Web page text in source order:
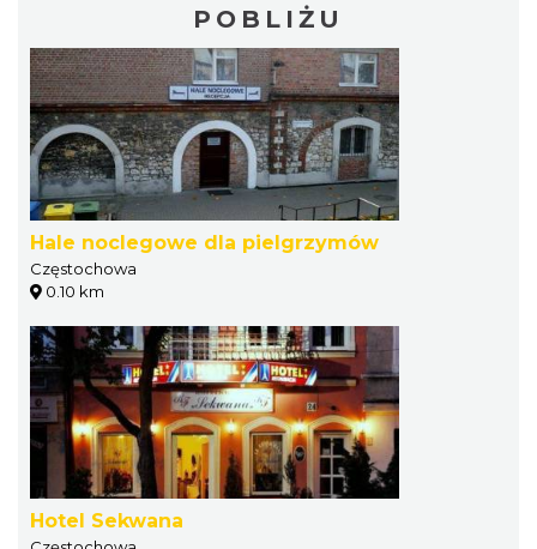
POBLIŻU
Hale noclegowe dla pielgrzymów
Częstochowa
0.10 km
Hotel Sekwana